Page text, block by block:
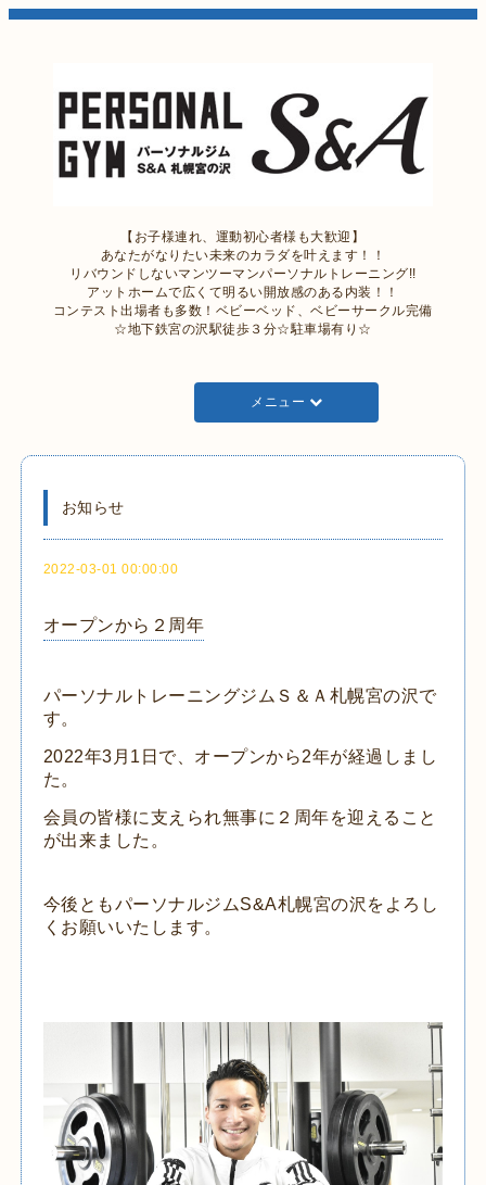
【お子様連れ、運動初心者様も大歓迎】
あなたがなりたい未来のカラダを叶えます！！
リバウンドしないマンツーマンパーソナルトレーニング!!
アットホームで広くて明るい開放感のある内装！！
コンテスト出場者も多数！ベビーベッド、ベビーサークル完備
☆地下鉄宮の沢駅徒歩３分☆駐車場有り☆
メニュー
お知らせ
2022-03-01 00:00:00
オープンから２周年
パーソナルトレーニングジムＳ＆Ａ札幌宮の沢で
す。
2022年3月1日で、オープンから2年が経過しまし
た。
会員の皆様に支えられ無事に２周年を迎えること
が出来ました。
今後ともパーソナルジムS&A札幌宮の沢をよろし
くお願いいたします。